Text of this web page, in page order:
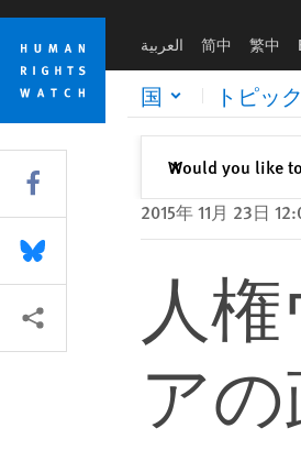
Skip
cookie
privacy
notice
Skip
main
content
العربية 简中 繁中
国 トピック
Would you like
✕閉じる
2015年 11月 23日
人
ア
Share this via Facebook
Share this via Bluesky
More sharing options